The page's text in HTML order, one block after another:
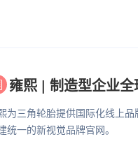
雍熙 | 制造型企业
为三角轮胎提供国际化线上品
统一的新视觉品牌官网。